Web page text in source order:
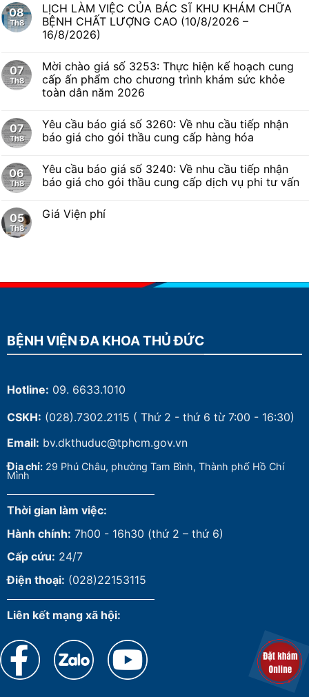
08
Th8
LỊCH LÀM VIỆC CỦA BÁC SĨ KHU KHÁM CHỮA
BỆNH CHẤT LƯỢNG CAO (10/8/2026 –
16/8/2026)
07
Th8
Mời chào giá số 3253: Thực hiện kế hoạch cung
cấp ấn phẩm cho chương trình khám sức khỏe
toàn dân năm 2026
07
Th8
Yêu cầu báo giá số 3260: Về nhu cầu tiếp nhận
báo giá cho gói thầu cung cấp hàng hóa
06
Th8
Yêu cầu báo giá số 3240: Về nhu cầu tiếp nhận
báo giá cho gói thầu cung cấp dịch vụ phi tư vấn
05
Th8
Giá Viện phí
BỆNH VIỆN ĐA KHOA THỦ ĐỨC
Hotline: 09. 6633.1010
CSKH: (028).7302.2115 ( Thứ 2 - thứ 6 từ 7:00 - 16:30)
Email: bv.dkthuduc@tphcm.gov.vn
Địa chỉ: 29 Phú Châu, phường Tam Bình, Thành phố Hồ Chí
Minh
Thời gian làm việc:
Hành chính: 7h00 - 16h30 (thứ 2 – thứ 6)
Cấp cứu: 24/7
Điện thoại: (028)22153115
Liên kết mạng xã hội: